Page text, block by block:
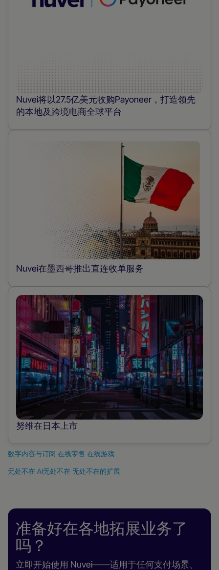
Nuvei将以27.5亿美元收购Payoneer，打造领先
的本地及跨境电商全球平台
Nuvei在墨西哥推出直连收单服务
努维在日本上市
数字内容与订阅
数
容
与
订
阅
在线零售
在
售
在线游戏
在
戏
无处不在 AI无处不在 无处不在的扩展
准备好在各地拓展业务了
吗？
立即开始使用 Nuvei——适用于任何支付场景、